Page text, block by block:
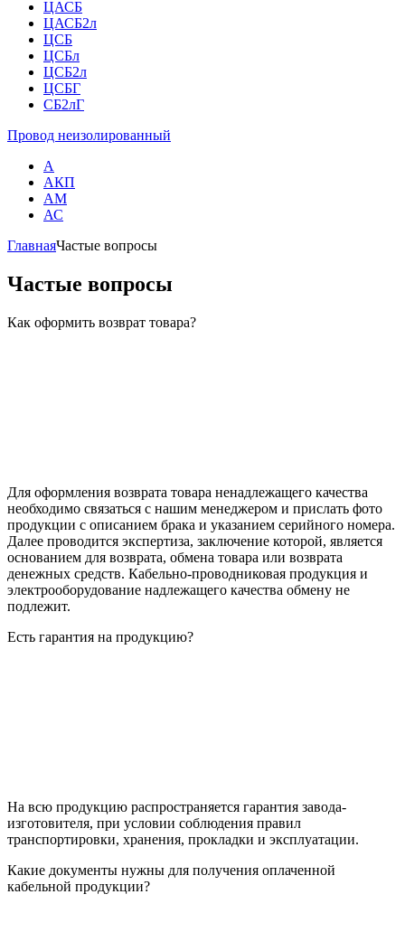
ЦАСБ
ЦАСБ2л
ЦСБ
ЦСБл
ЦСБ2л
ЦСБГ
СБ2лГ
Провод неизолированный
А
АКП
АМ
АС
ГлавнаяЧастые вопросы
Частые вопросы
Как оформить возврат товара?
Для оформления возврата товара ненадлежащего качества
необходимо связаться с нашим менеджером и прислать фото
продукции с описанием брака и указанием серийного номера.
Далее проводится экспертиза, заключение которой, является
основанием для возврата, обмена товара или возврата
денежных средств. Кабельно-проводниковая продукция и
электрооборудование надлежащего качества обмену не
подлежит.
Есть гарантия на продукцию?
На всю продукцию распространяется гарантия завода-
изготовителя, при условии соблюдения правил
транспортировки, хранения, прокладки и эксплуатации.
Какие документы нужны для получения оплаченной
кабельной продукции?